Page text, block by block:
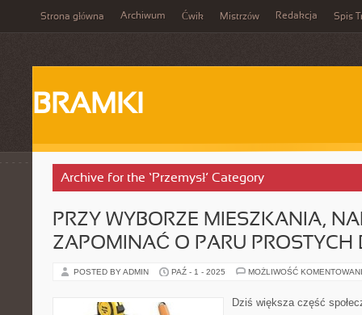
Strona główna Archiwum Ćwik Mistrzów Redakcja Spis
BRAMKI
Archive for the ‘Przemysł’ Category
PRZY WYBORZE MIESZKANIA,
ZAPOMINAĆ O PARU PROSTYCH
POSTED BY ADMIN PAŹ - 1 - 2025 MOŻLIWOŚĆ
Dziś większa część